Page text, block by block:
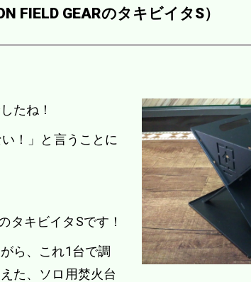
FIELD GEARのタキビイタS）
たね！
！」と言うことに
タキビイタSです！
ら、これ1台で調
た、ソロ用焚火台